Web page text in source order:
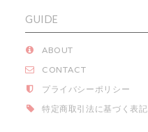
GUIDE
ABOUT
CONTACT
プライバシーポリシー
特定商取引法に基づく表記